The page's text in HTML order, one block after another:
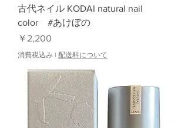
古代ネイル KODAI natural nail
color #あけぼの
価格
￥2,200
消費税込み | 配送料について